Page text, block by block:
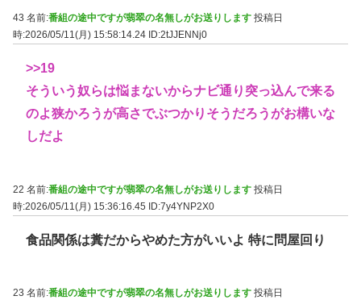
43 名前:番組の途中ですが翡翠の名無しがお送りします 投稿日
時:2026/05/11(月) 15:58:14.24 ID:2tJJENNj0
>>19
そういう奴らは悩まないからナビ通り突っ込んで来る
のよ狭かろうが高さでぶつかりそうだろうがお構いな
しだよ
22 名前:番組の途中ですが翡翠の名無しがお送りします 投稿日
時:2026/05/11(月) 15:36:16.45 ID:7y4YNP2X0
食品関係は糞だからやめた方がいいよ 特に問屋回り
23 名前:番組の途中ですが翡翠の名無しがお送りします 投稿日